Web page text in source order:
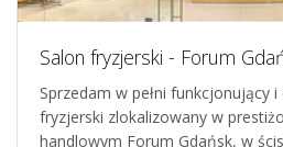
Salon fryzjerski - Forum
Sprzedam w pełni funkcjonujący
fryzjerski zlokalizowany w
handlowym Forum Gdańsk, w